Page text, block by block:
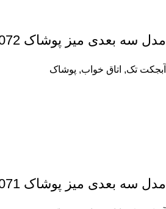
مدل سه بعدی میز پوشاک 0072
آبجکت تک, اتاق خواب, پوشاک
مدل سه بعدی میز پوشاک 0071